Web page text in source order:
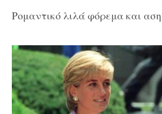
Ρομαντικό λιλά φόρεμα και